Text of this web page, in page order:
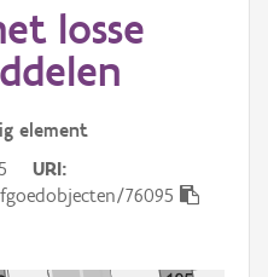
losse
element
URI
76095